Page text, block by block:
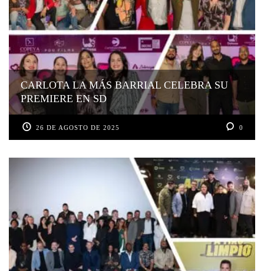
CARLOTA LA MÁS BARRIAL CELEBRA SU
PREMIERE EN SD
26 DE AGOSTO DE 2025 0